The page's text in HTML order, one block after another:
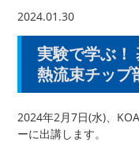
2024.01.30
実験で学ぶ
熱流束チップ
2024年2月7日(水)、
ーに出講します。